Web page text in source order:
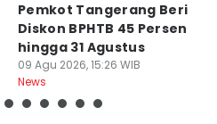
Pemkot Tangerang Beri
Diskon BPHTB 45 Persen
hingga 31 Agustus
09 Agu 2026, 15:26 WIB
News